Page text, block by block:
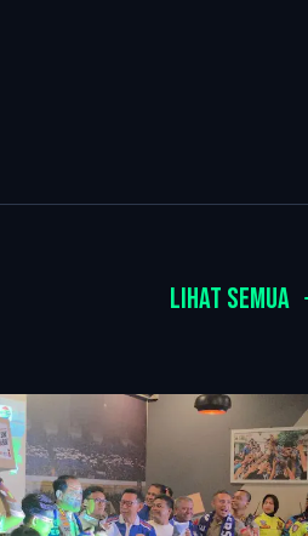
LIHAT SEMUA